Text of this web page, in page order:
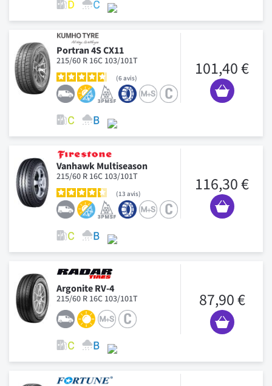
Portran 4S CX11
215/60 R 16C 103/101T
6avis 101,40 €
Vanhawk Multiseason
215/60 R 16C 103/101T
13 avis 116,30 €
Argonite RV-4
215/60 R 16C 103/101T 87,90 €